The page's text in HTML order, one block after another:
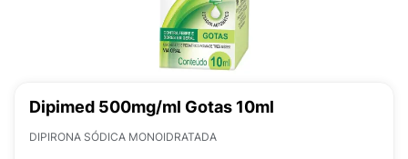
Dipimed 500mg/ml Gotas 10ml
DIPIRONA SÓDICA MONOIDRATADA